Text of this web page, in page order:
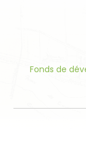
Fonds de